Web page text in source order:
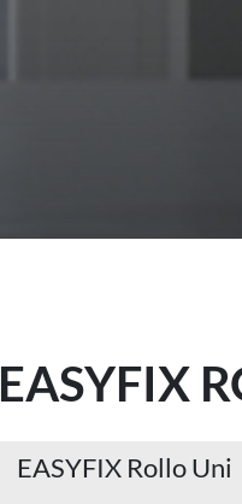
EASYFIX
EASYFIX Rollo Uni